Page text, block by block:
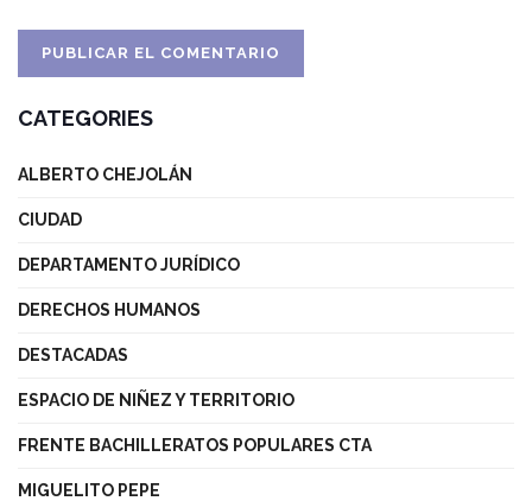
CATEGORIES
ALBERTO CHEJOLÁN
CIUDAD
DEPARTAMENTO JURÍDICO
DERECHOS HUMANOS
DESTACADAS
ESPACIO DE NIÑEZ Y TERRITORIO
FRENTE BACHILLERATOS POPULARES CTA
MIGUELITO PEPE